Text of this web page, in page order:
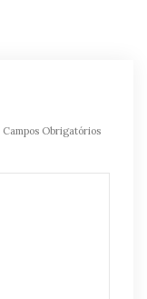
Campos Obrigatórios